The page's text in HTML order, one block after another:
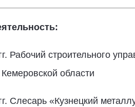
Рабочий строительного
области
Слесарь «Кузнецкий